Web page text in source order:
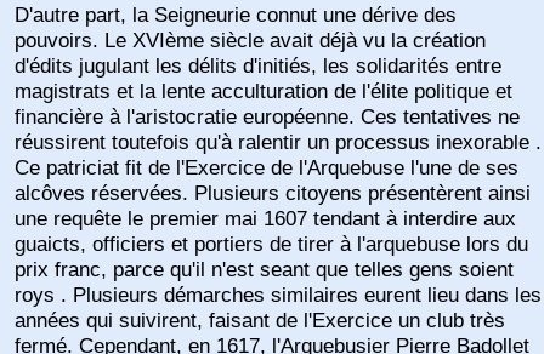
D'autre part, la Seigneurie connut une dérive des
pouvoirs. Le XVIème siècle avait déjà vu la création
d'édits jugulant les délits d'initiés, les solidarités entre
magistrats et la lente acculturation de l'élite politique et
financière à l'aristocratie européenne. Ces tentatives ne
réussirent toutefois qu'à ralentir un processus inexorable .
Ce patriciat fit de l'Exercice de l'Arquebuse l'une de ses
alcôves réservées. Plusieurs citoyens présentèrent ainsi
une requête le premier mai 1607 tendant à interdire aux
guaicts, officiers et portiers de tirer à l'arquebuse lors du
prix franc, parce qu'il n'est seant que telles gens soient
roys . Plusieurs démarches similaires eurent lieu dans les
années qui suivirent, faisant de l'Exercice un club très
fermé. Cependant, en 1617, l'Arquebusier Pierre Badollet